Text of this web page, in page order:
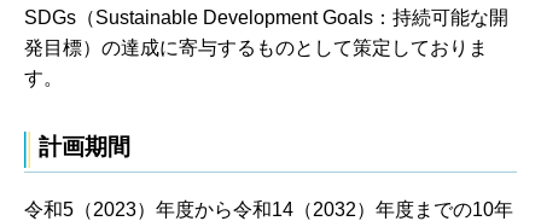
SDGs（Sustainable Development Goals：持続可能な開
発目標）の達成に寄与するものとして策定しておりま
す。
計画期間
令和5（2023）年度から令和14（2032）年度までの10年